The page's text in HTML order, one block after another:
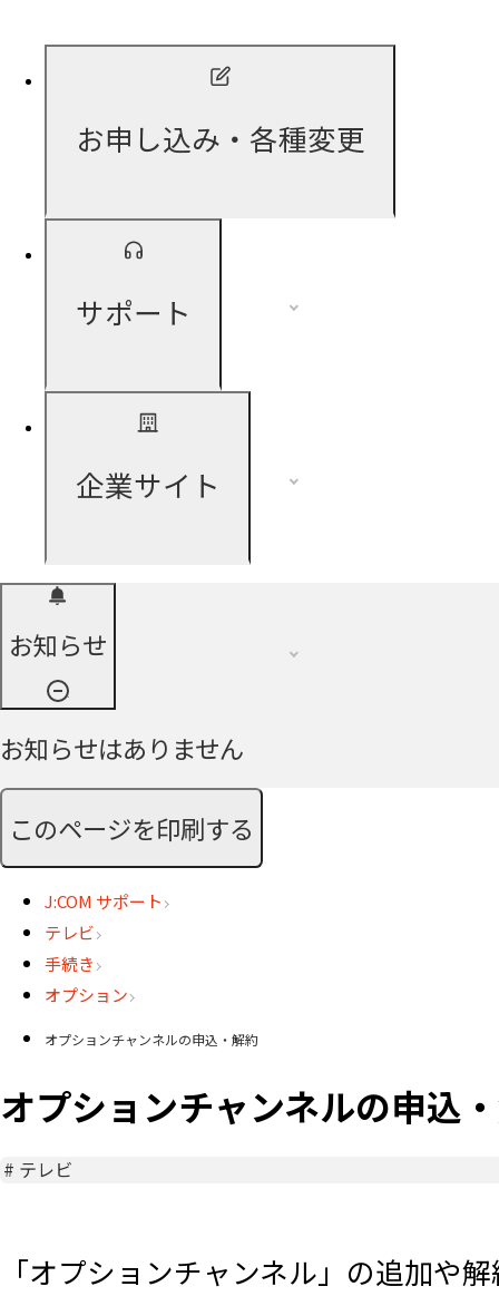
お申し込み・各種変更
サポート
企業サイト
お知らせ
お知らせはありません
このページを印刷する
J:COM サポート
テレビ
手続き
オプション
オプションチャンネルの申込・解約
オプションチャンネルの申込
# テレビ
「オプションチャンネル」の追加や